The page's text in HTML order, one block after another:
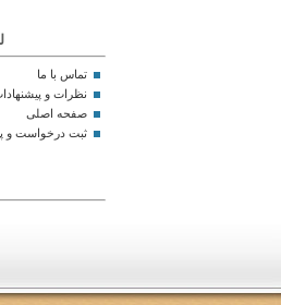
تماس با ما
نظرات و
صفحه اصلی
ثبت درخواست و